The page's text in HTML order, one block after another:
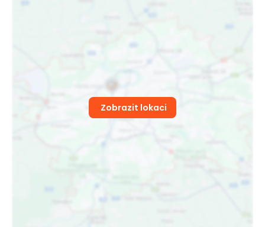
Zobrazit lokaci